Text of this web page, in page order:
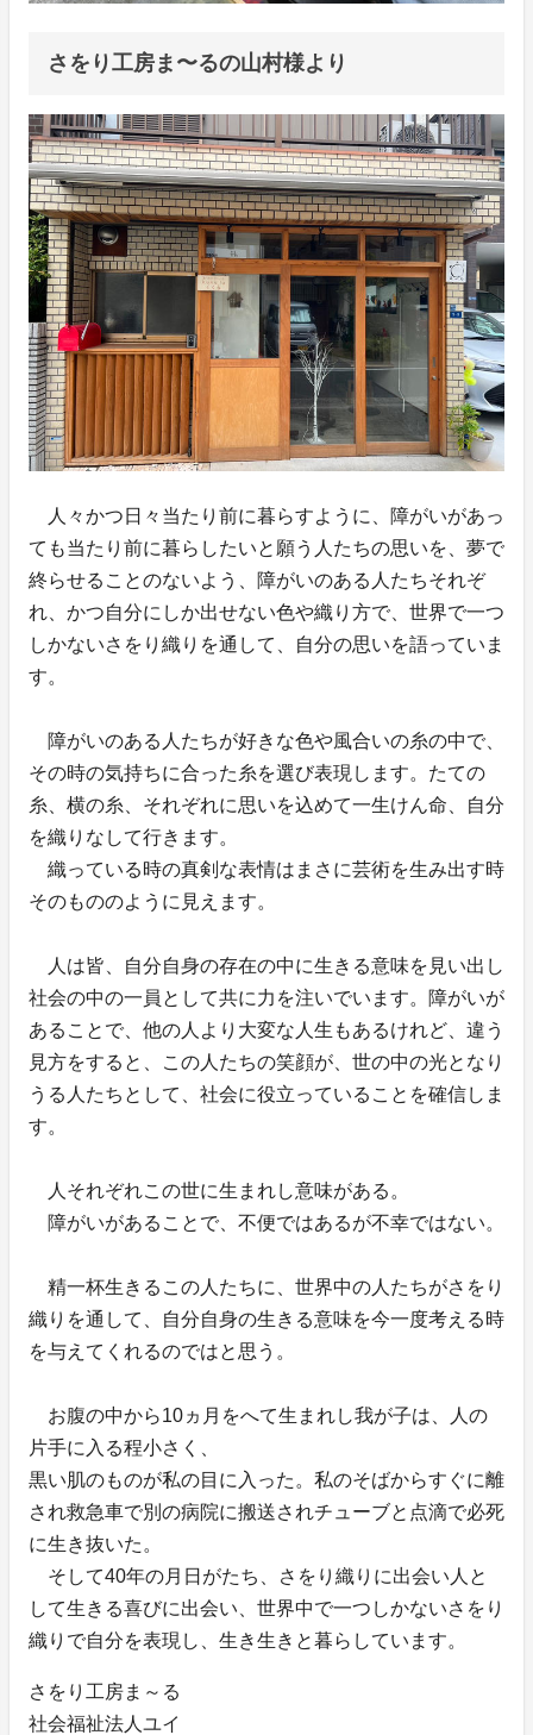
さをり工房ま〜るの山村様より
人々かつ日々当たり前に暮らすように、障がいがあっ
ても当たり前に暮らしたいと願う人たちの思いを、夢で
終らせることのないよう、障がいのある人たちそれぞ
れ、かつ自分にしか出せない色や織り方で、世界で一つ
しかないさをり織りを通して、自分の思いを語っていま
す。
障がいのある人たちが好きな色や風合いの糸の中で、
その時の気持ちに合った糸を選び表現します。たての
糸、横の糸、それぞれに思いを込めて一生けん命、自分
を織りなして行きます。
織っている時の真剣な表情はまさに芸術を生み出す時
そのもののように見えます。
人は皆、自分自身の存在の中に生きる意味を見い出し
社会の中の一員として共に力を注いでいます。障がいが
あることで、他の人より大変な人生もあるけれど、違う
見方をすると、この人たちの笑顔が、世の中の光となり
うる人たちとして、社会に役立っていることを確信しま
す。
人それぞれこの世に生まれし意味がある。
障がいがあることで、不便ではあるが不幸ではない。
精一杯生きるこの人たちに、世界中の人たちがさをり
織りを通して、自分自身の生きる意味を今一度考える時
を与えてくれるのではと思う。
お腹の中から10ヵ月をへて生まれし我が子は、人の
片手に入る程小さく、
黒い肌のものが私の目に入った。私のそばからすぐに離
され救急車で別の病院に搬送されチューブと点滴で必死
に生き抜いた。
そして40年の月日がたち、さをり織りに出会い人と
して生きる喜びに出会い、世界中で一つしかないさをり
織りで自分を表現し、生き生きと暮らしています。
さをり工房ま～る
社会福祉法人ユイ